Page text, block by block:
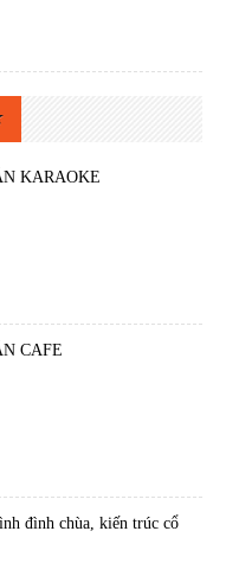
KARAOKE
CAFE
đình chùa, kiến trúc cổ